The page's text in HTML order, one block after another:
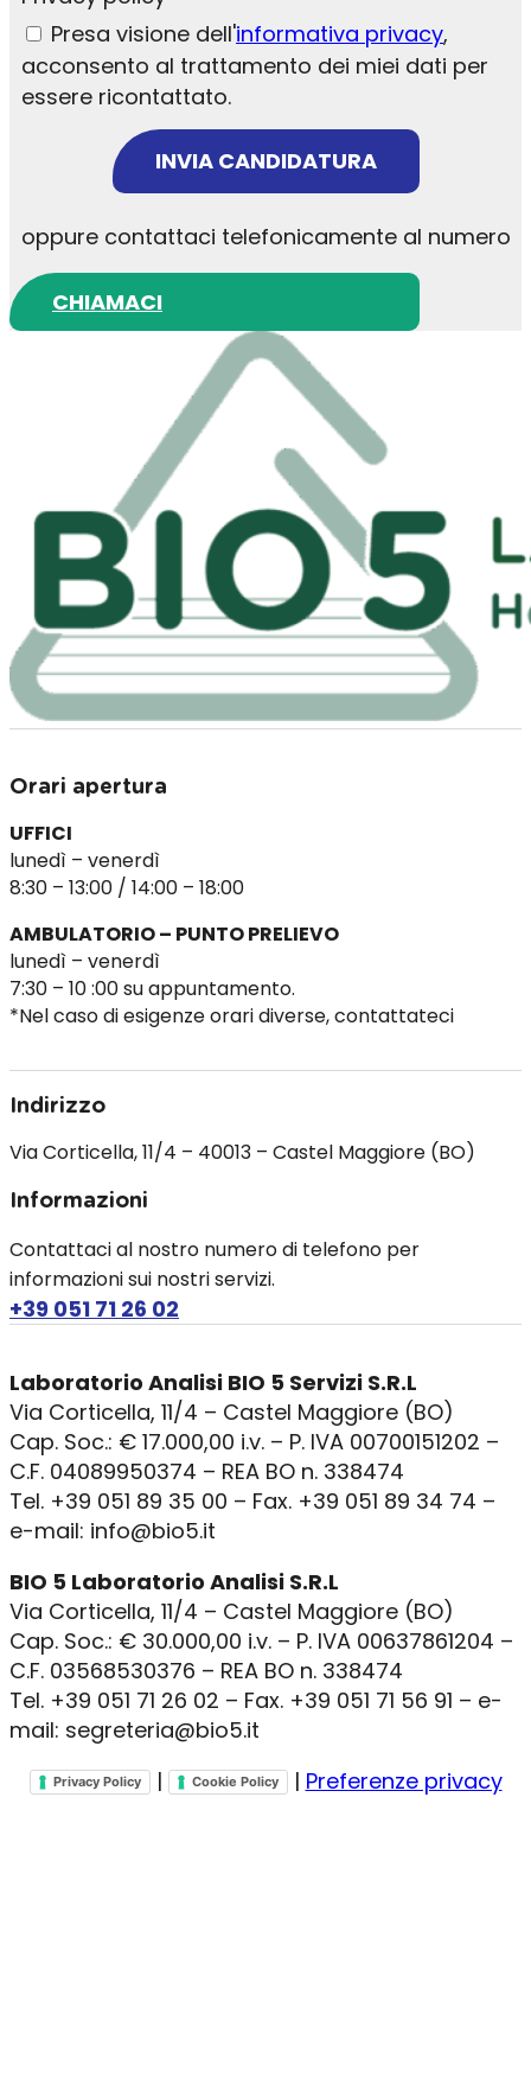
Presa visione dell'informativa privacy,
acconsento al trattamento dei miei dati per
essere ricontattato.
INVIA CANDIDATURA
oppure contattaci telefonicamente al numero
CHIAMACI
Orari apertura
UFFICI
lunedì – venerdì
8:30 – 13:00 / 14:00 – 18:00
AMBULATORIO – PUNTO PRELIEVO
lunedì – venerdì
7:30 – 10 :00 su appuntamento.
*Nel caso di esigenze orari diverse, contattateci
Indirizzo
Via Corticella, 11/4 – 40013 – Castel Maggiore (BO)
Informazioni
Contattaci al nostro numero di telefono per
informazioni sui nostri servizi.
+39 051 71 26 02
Laboratorio Analisi BIO 5 Servizi S.R.L
Via Corticella, 11/4 – Castel Maggiore (BO)
Cap. Soc.: € 17.000,00 i.v. – P. IVA 00700151202 –
C.F. 04089950374 – REA BO n. 338474
Tel. +39 051 89 35 00 – Fax. +39 051 89 34 74 –
e-mail: info@bio5.it
BIO 5 Laboratorio Analisi S.R.L
Via Corticella, 11/4 – Castel Maggiore (BO)
Cap. Soc.: € 30.000,00 i.v. – P. IVA 00637861204 –
C.F. 03568530376 – REA BO n. 338474
Tel. +39 051 71 26 02 – Fax. +39 051 71 56 91 – e-
mail: segreteria@bio5.it
Privacy Policy | Cookie Policy | Preferenze privacy